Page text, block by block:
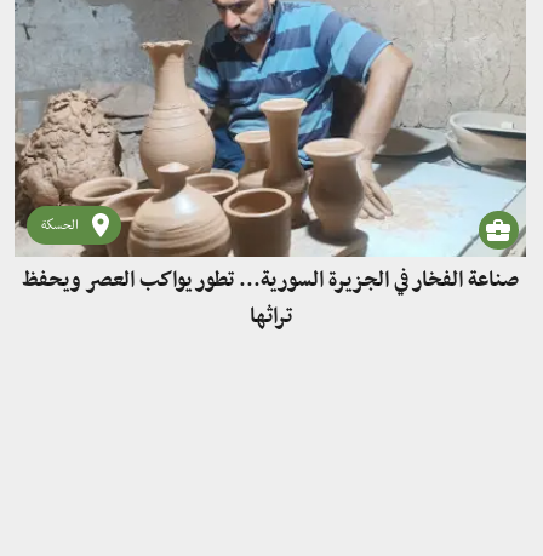
الحسكة
صناعة الفخار في الجزيرة السورية... تطور يواكب العصر ويحفظ
تراثها